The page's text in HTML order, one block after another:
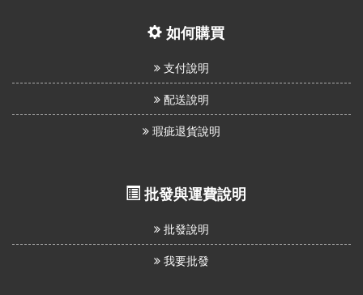
如何購買
支付說明
配送說明
瑕疵退貨說明
批發與運費說明
批發說明
我要批發